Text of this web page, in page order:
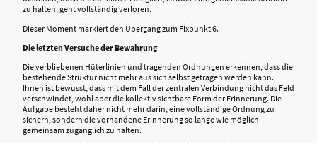
zu halten, geht vollständig verloren.
Dieser Moment markiert den Übergang zum Fixpunkt 6.
Die letzten Versuche der Bewahrung
Die verbliebenen Hüterlinien und tragenden Ordnungen erkennen, dass die
bestehende Struktur nicht mehr aus sich selbst getragen werden kann.
Ihnen ist bewusst, dass mit dem Fall der zentralen Verbindung nicht das Feld
verschwindet, wohl aber die kollektiv sichtbare Form der Erinnerung. Die
Aufgabe besteht daher nicht mehr darin, eine vollständige Ordnung zu
sichern, sondern die vorhandene Erinnerung so lange wie möglich
gemeinsam zugänglich zu halten.